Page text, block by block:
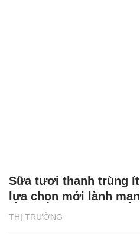
THỊ TRƯỜNG
Sữa tươi thanh trùng
lựa chọn mới lành